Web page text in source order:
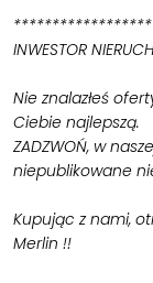
INWESTOR
Nie znalazłeś
Ciebie najlepszą.
ZADZWOŃ, w
niepublikowane
Kupując z nami,
Merlin !!